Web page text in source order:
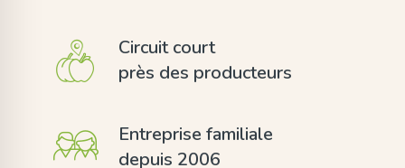
Circuit court
près des producteurs
Entreprise familiale
depuis 2006